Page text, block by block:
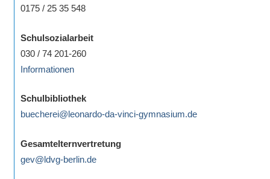
0175 / 25 35 548
Schulsozialarbeit
030 / 74 201-260
Informationen
Schulbibliothek
buecherei@leonardo-da-vinci-gymnasium.de
Gesamtelternvertretung
gev@ldvg-berlin.de